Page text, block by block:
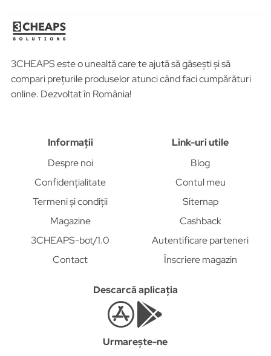
3CHEAPS este o unealtă care te ajută să găsești și să
compari prețurile produselor atunci când faci cumpărături
online. Dezvoltat în România!
Informații
Despre noi
Confidențialitate
Termeni și condiții
Magazine
3CHEAPS-bot/1.0
Contact
Link-uri utile
Blog
Contul meu
Sitemap
Cashback
Autentificare parteneri
Înscriere magazin
Descarcă aplicația
Urmarește-ne